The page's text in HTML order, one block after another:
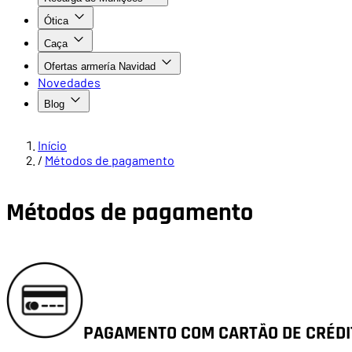
Ótica
Caça
Ofertas armería Navidad
Novedades
Blog
Início
/ Métodos de pagamento
Métodos de pagamento
PAGAMENTO COM CARTÃO DE